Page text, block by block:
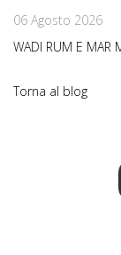
06 Agosto 2026
WADI RUM E MAR
Torna al blog